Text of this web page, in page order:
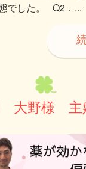
でした。 Q2．...
大野様 主